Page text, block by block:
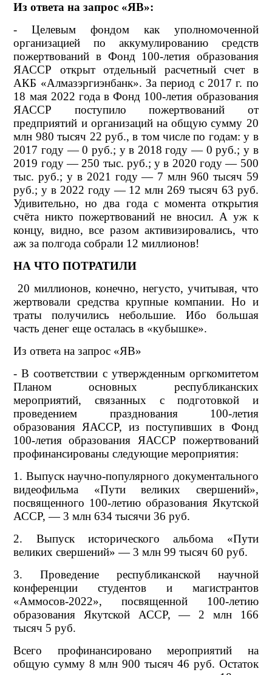
Из ответа на запрос «ЯВ»:
- Целевым фондом как уполномоченной
организацией по аккумулированию средств
пожертвований в Фонд 100-летия образования
ЯАССР открыт отдельный расчетный счет в
АКБ «Алмазэргиэнбанк». За период с 2017 г. по
18 мая 2022 года в Фонд 100-летия образования
ЯАССР поступило пожертвований от
предприятий и организаций на общую сумму 20
млн 980 тысяч 22 руб., в том числе по годам: y в
2017 году — 0 руб.; y в 2018 году — 0 руб.; y в
2019 году — 250 тыс. руб.; y в 2020 году — 500
тыс. руб.; y в 2021 году — 7 млн 960 тысяч 59
руб.; y в 2022 году — 12 млн 269 тысяч 63 руб.
Удивительно, но два года с момента открытия
счёта никто пожертвований не вносил. А уж к
концу, видно, все разом активизировались, что
аж за полгода собрали 12 миллионов!
НА ЧТО ПОТРАТИЛИ
20 миллионов, конечно, негусто, учитывая, что
жертвовали средства крупные компании. Но и
траты получились небольшие. Ибо большая
часть денег еще осталась в «кубышке».
Из ответа на запрос «ЯВ»
- В соответствии с утвержденным оргкомитетом
Планом основных республиканских
мероприятий, связанных с подготовкой и
проведением празднования 100-летия
образования ЯАССР, из поступивших в Фонд
100-летия образования ЯАССР пожертвований
профинансированы следующие мероприятия:
1. Выпуск научно-популярного документального
видеофильма «Пути великих свершений»,
посвященного 100-летию образования Якутской
АССР, — 3 млн 634 тысячи 36 руб.
2. Выпуск исторического альбома «Пути
великих свершений» — 3 млн 99 тысяч 60 руб.
3. Проведение республиканской научной
конференции студентов и магистрантов
«Аммосов-2022», посвященной 100-летию
образования Якутской АССР, — 2 млн 166
тысяч 5 руб.
Всего профинансировано мероприятий на
общую сумму 8 млн 900 тысяч 46 руб. Остаток